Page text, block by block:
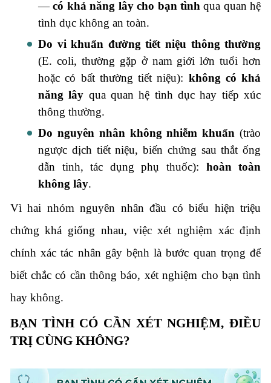
—có khả năng lây cho bạn tình qua quan hệ
tình dục không an toàn.
Do vi khuẩn đường tiết niệu thông thường
(E. coli, thường gặp ở nam giới lớn tuổi hơn
hoặc có bất thường tiết niệu): không có khả
năng lây qua quan hệ tình dục hay tiếp xúc
thông thường.
Do nguyên nhân không nhiễm khuẩn (trào
ngược dịch tiết niệu, biến chứng sau thắt ống
dẫn tinh, tác dụng phụ thuốc): hoàn toàn
không lây.
Vì hai nhóm nguyên nhân đầu có biểu hiện triệu
chứng khá giống nhau, việc xét nghiệm xác định
chính xác tác nhân gây bệnh là bước quan trọng để
biết chắc có cần thông báo, xét nghiệm cho bạn tình
hay không.
BẠN TÌNH CÓ CẦN XÉT NGHIỆM, ĐIỀU
TRỊ CÙNG KHÔNG?